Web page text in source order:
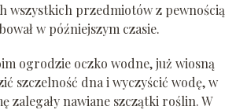
wszystkich przedmiotów z pewnością
w późniejszym czasie.
ogrodzie oczko wodne, już wiosną
szczelność dna i wyczyścić wodę, w
zalegały nawiane szczątki roślin. W